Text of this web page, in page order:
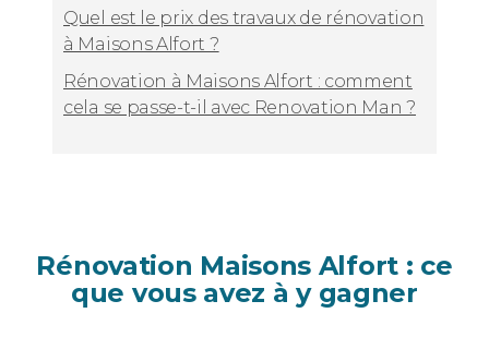
Quel est le prix des travaux de rénovation
à Maisons Alfort ?
Rénovation à Maisons Alfort : comment
cela se passe-t-il avec Renovation Man ?
Rénovation Maisons Alfort : ce
que vous avez à y gagner